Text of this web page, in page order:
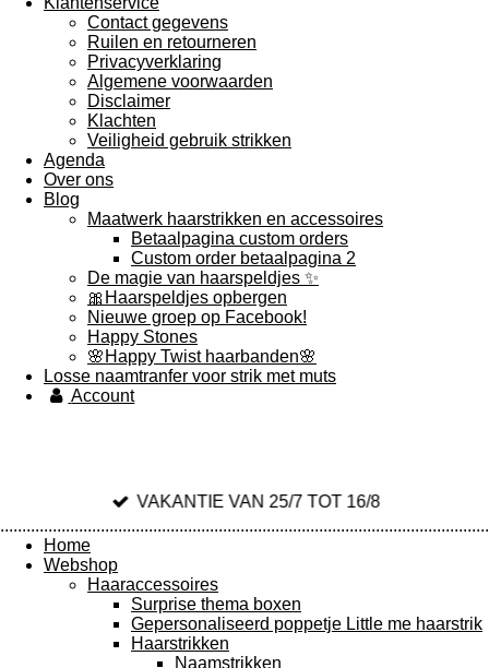
Contact gegevens
Ruilen en retourneren
Privacyverklaring
Algemene voorwaarden
Disclaimer
Klachten
Veiligheid gebruik strikken
Agenda
Over ons
Blog
Maatwerk haarstrikken en accessoires
Betaalpagina custom orders
Custom order betaalpagina 2
De magie van haarspeldjes ✨️
🎀Haarspeldjes opbergen
Nieuwe groep op Facebook!
Happy Stones
🌸Happy Twist haarbanden🌸
Losse naamtranfer voor strik met muts
Account
VAKANTIE VAN 25/7 TOT 16/8
Home
Webshop
Haaraccessoires
Surprise thema boxen
Gepersonaliseerd poppetje Little me haarstrik
Haarstrikken
Naamstrikken